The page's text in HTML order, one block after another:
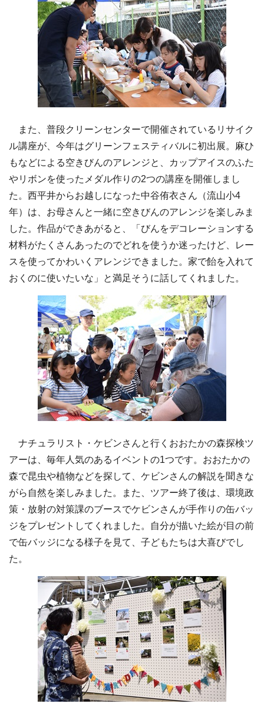
また、普段クリーンセンターで開催されているリサイク
ル講座が、今年はグリーンフェスティバルに初出展。麻ひ
もなどによる空きびんのアレンジと、カップアイスのふた
やリボンを使ったメダル作りの2つの講座を開催しまし
た。西平井からお越しになった中谷侑衣さん（流山小4
年）は、お母さんと一緒に空きびんのアレンジを楽しみま
した。作品ができあがると、「びんをデコレーションする
材料がたくさんあったのでどれを使うか迷ったけど、レー
スを使ってかわいくアレンジできました。家で飴を入れて
おくのに使いたいな」と満足そうに話してくれました。
ナチュラリスト・ケビンさんと行くおおたかの森探検ツ
アーは、毎年人気のあるイベントの1つです。おおたかの
森で昆虫や植物などを探して、ケビンさんの解説を聞きな
がら自然を楽しみました。また、ツアー終了後は、環境政
策・放射の対策課のブースでケビンさんが手作りの缶バッ
ジをプレゼントしてくれました。自分が描いた絵が目の前
で缶バッジになる様子を見て、子どもたちは大喜びでし
た。